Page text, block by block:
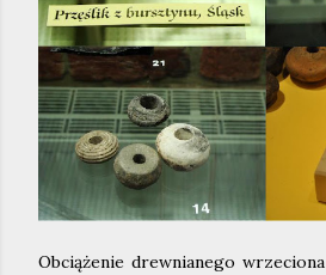
Obciążenie drewnianego